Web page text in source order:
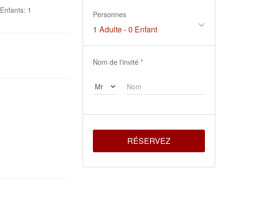
Enfants: 1 Personnes
1 Adulte-0 Enfant
Nom de l'invité *
RÉSERVEZ